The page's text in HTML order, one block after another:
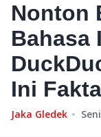
Nonton
Bahasa
Ini
Jaka Gledek